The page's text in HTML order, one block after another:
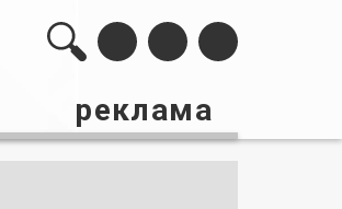
реклама